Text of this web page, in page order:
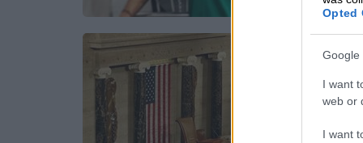
Opted
Google
I want
web or
I want